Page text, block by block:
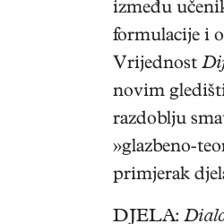
između
formulacije i
Vrijednost
novim
razdoblju
»glazbeno-
primjerak
DJELA: